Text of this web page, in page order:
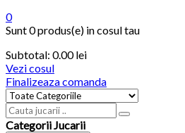
0
Sunt0 produs(e) in cosul tau
Subtotal: 0.00lei
Vezi cosul
Finalizeaza comanda
Categorii Jucarii